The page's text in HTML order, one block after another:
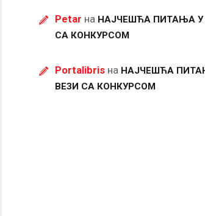
Petar на НАЈЧЕШЋА ПИТАЊА У
СА КОНКУРСОМ
Portalibris на НАЈЧЕШЋА
ВЕЗИ СА КОНКУРСОМ